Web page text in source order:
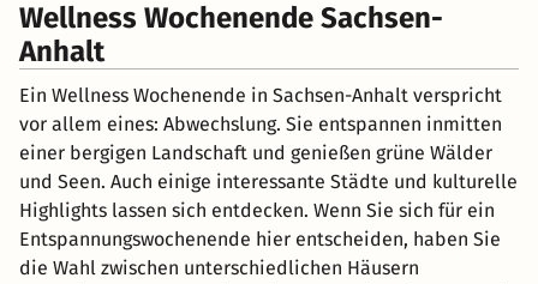
Wellness Wochenende Sachsen-
Anhalt
Ein Wellness Wochenende in Sachsen-Anhalt verspricht
vor allem eines: Abwechslung. Sie entspannen inmitten
einer bergigen Landschaft und genießen grüne Wälder
und Seen. Auch einige interessante Städte und kulturelle
Highlights lassen sich entdecken. Wenn Sie sich für ein
Entspannungswochenende hier entscheiden, haben Sie
die Wahl zwischen unterschiedlichen Häusern